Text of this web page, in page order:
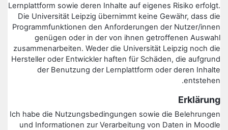
Lernplattform sowie deren Inhalte auf eigenes Risiko erfolgt.
Die Universität Leipzig übernimmt keine Gewähr, dass die
Programmfunktionen den Anforderungen der Nutzer/innen
genügen oder in der von ihnen getroffenen Auswahl
zusammenarbeiten. Weder die Universität Leipzig noch die
Hersteller oder Entwickler haften für Schäden, die aufgrund
der Benutzung der Lernplattform oder deren Inhalte
entstehen.
Erklärung
Ich habe die Nutzungsbedingungen sowie die Belehrungen
und Informationen zur Verarbeitung von Daten in Moodle